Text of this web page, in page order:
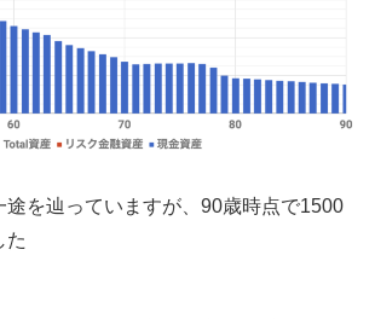
途を辿っていますが、90歳時点で1500
た